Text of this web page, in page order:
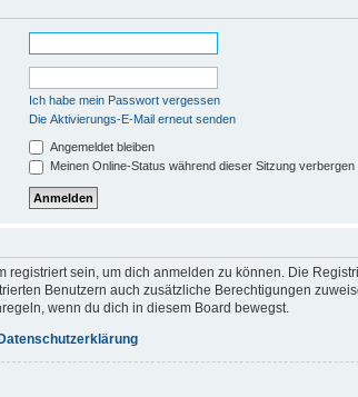
Ich habe mein Passwort vergessen
Die Aktivierungs-E-Mail erneut senden
Angemeldet bleiben
Meinen Online-Status während dieser Sitzung verbergen
registriert sein, um dich anmelden zu können. Die
Benutzern auch zusätzliche Berechtigungen
wenn du dich in diesem Board bewegst.
Datenschutzerklärung